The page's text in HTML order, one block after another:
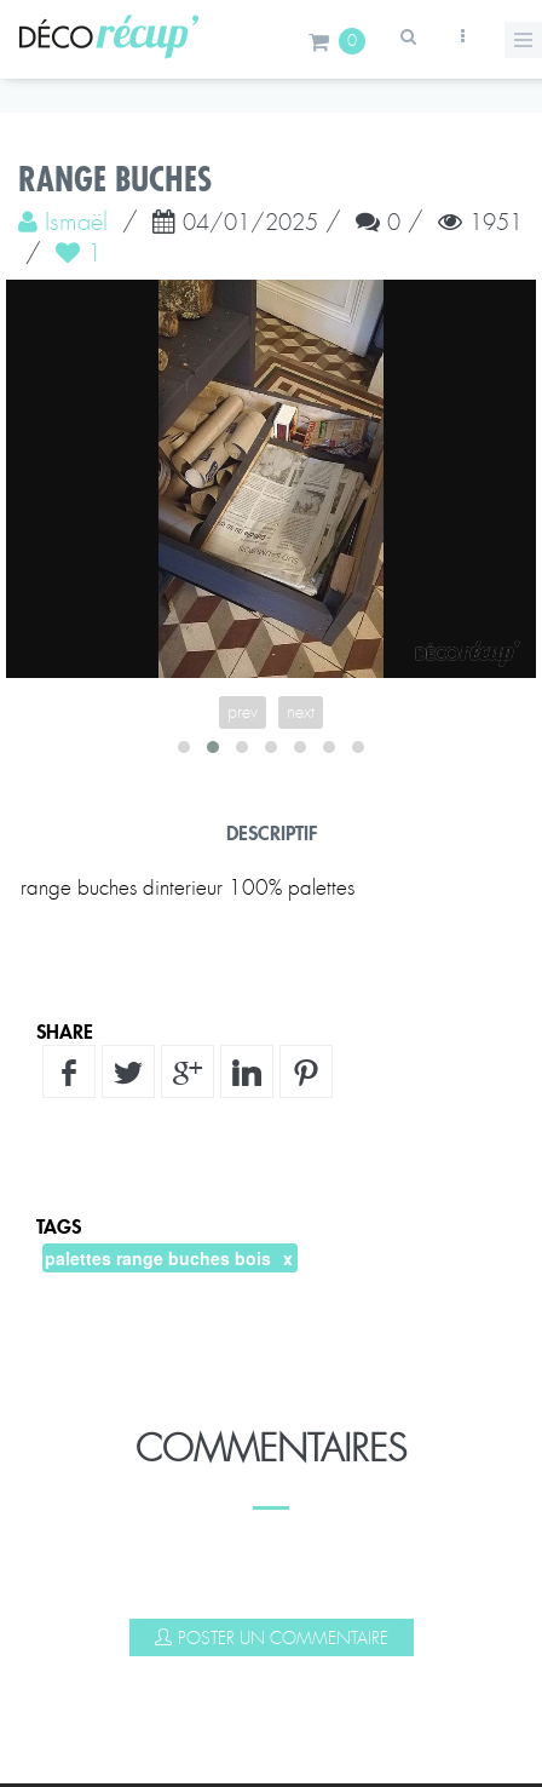
0
RANGE BUCHES
Ismaël / 04/01/2025 / 0 / 1951
/ 1
prev next
DESCRIPTIF
SHARE
TAGS
palettes range buches bois
COMMENTAIRES
POSTER UN COMMENTAIRE